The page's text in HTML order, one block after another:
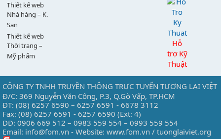
Thiết kế web
Nhà hàng – K.
Sạn
Thiết kế web
Thời trang –
Mỹ phẩm
Hỗ
trợ Kỹ
Thuật
CÔNG TY TNHH TRUYỀN THÔNG TRỰC TUYẾN TƯƠNG LAI VIỆT
Đ/C: 369 Nguyễn Văn Công, P.3, Q.Gò Vấp, TP.HCM
ĐT: (08) 6257 6590 – 6257 6591 - 6678 3112
Fax: (08) 6257 6591 - 6257 6590 (Ext: 4)
DĐ: 0906 669 512 – 0983 559 554 – 0993 559 554
Email: info@fom.vn - Website: www.fom.vn / tuonglaiviet.org